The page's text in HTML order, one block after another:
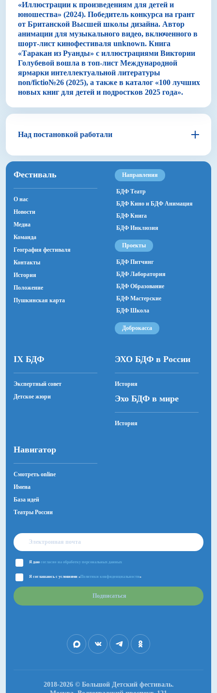
«Иллюстрации к произведениям для детей и
юношества» (2024). Победитель конкурса на грант
от Британской Высшей школы дизайна. Автор
анимации для музыкального видео, включенного в
шорт-лист кинофестиваля unknown. Книга
«Таракан из Руанды» с иллюстрациями Виктории
Голубевой вошла в топ-лист Международной
ярмарки интеллектуальной литературы
non/fictio№26 (2025), а также в каталог «100 лучших
новых книг для детей и подростков 2025 года».
Над постановкой работали
Виктория Голубева
Иллюстратор и мультипликатор
Фестиваль
О нас
Новости
Медиа
Команда
География фестиваля
Контакты
История
Положение
Пушкинская карта
Направления
БДФ Театр
БДФ Кино и БДФ Анимация
БДФ Книга
БДФ Инклюзия
Проекты
БДФ Питчинг
БДФ Лаборатория
БДФ Образование
БДФ Мастерские
БДФ Школа
Доброкасса
IX БДФ
Экспертный совет
Детское жюри
ЭХО БДФ в России
История
Эхо БДФ в мире
История
Навигатор
Смотреть online
Имена
База идей
Театры России
Я даю согласие на обработку персональных данных
Я соглашаюсь с условиями « Политики конфиденциальности»
Подписаться
2018-2026 © Большой Детский фестиваль.